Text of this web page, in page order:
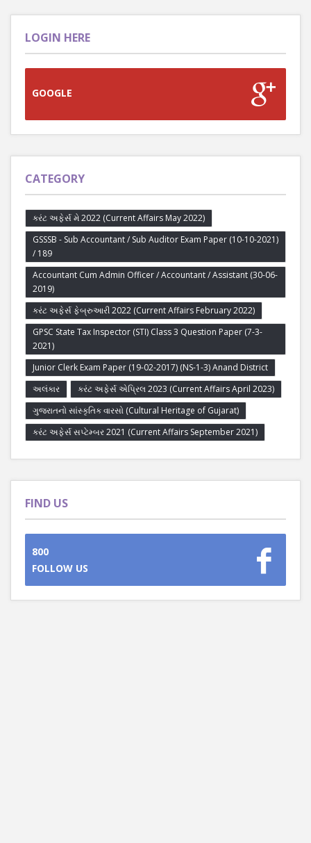
LOGIN HERE
GOOGLE
CATEGORY
કરંટ અફેર્સ મે 2022 (Current Affairs May 2022)
GSSSB - Sub Accountant / Sub Auditor Exam Paper (10-10-2021)
/ 189
Accountant Cum Admin Officer / Accountant / Assistant (30-06-
2019)
કરંટ અફેર્સ ફેબ્રુઆરી 2022 (Current Affairs February 2022)
GPSC State Tax Inspector (STI) Class 3 Question Paper (7-3-
2021)
Junior Clerk Exam Paper (19-02-2017) (NS-1-3) Anand District
અલંકાર
કરંટ અફેર્સ એપ્રિલ 2023 (Current Affairs April 2023)
ગુજરાતનો સાંસ્કૃતિક વારસો (Cultural Heritage of Gujarat)
કરંટ અફેર્સ સપ્ટેમ્બર 2021 (Current Affairs September 2021)
FIND US
800
FOLLOW US